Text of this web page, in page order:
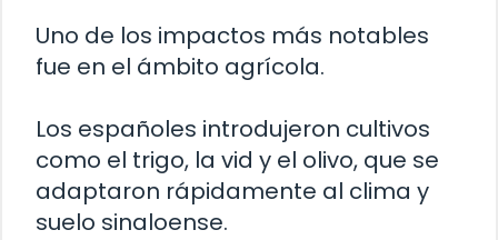
Uno de los impactos más notables
fue en el ámbito agrícola.
Los españoles introdujeron cultivos
como el trigo, la vid y el olivo, que se
adaptaron rápidamente al clima y
suelo sinaloense.